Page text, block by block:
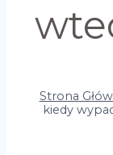
Strona
kiedy